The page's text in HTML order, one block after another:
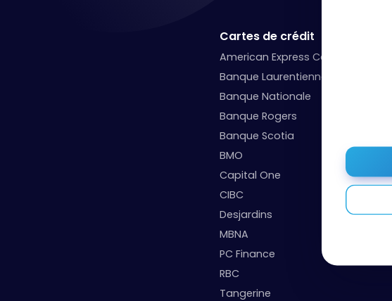
Cartes de crédit
American Express Canada
Banque Laurentienne
Banque Nationale
Banque Rogers
Banque Scotia
BMO
Capital One
CIBC
Desjardins
MBNA
PC Finance
RBC
Tangerine